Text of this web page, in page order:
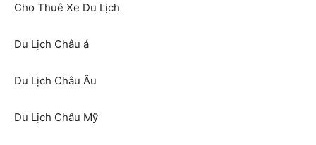
Cho Thuê Xe Du Lịch
Du Lịch Châu á
Du Lịch Châu Âu
Du Lịch Châu Mỹ